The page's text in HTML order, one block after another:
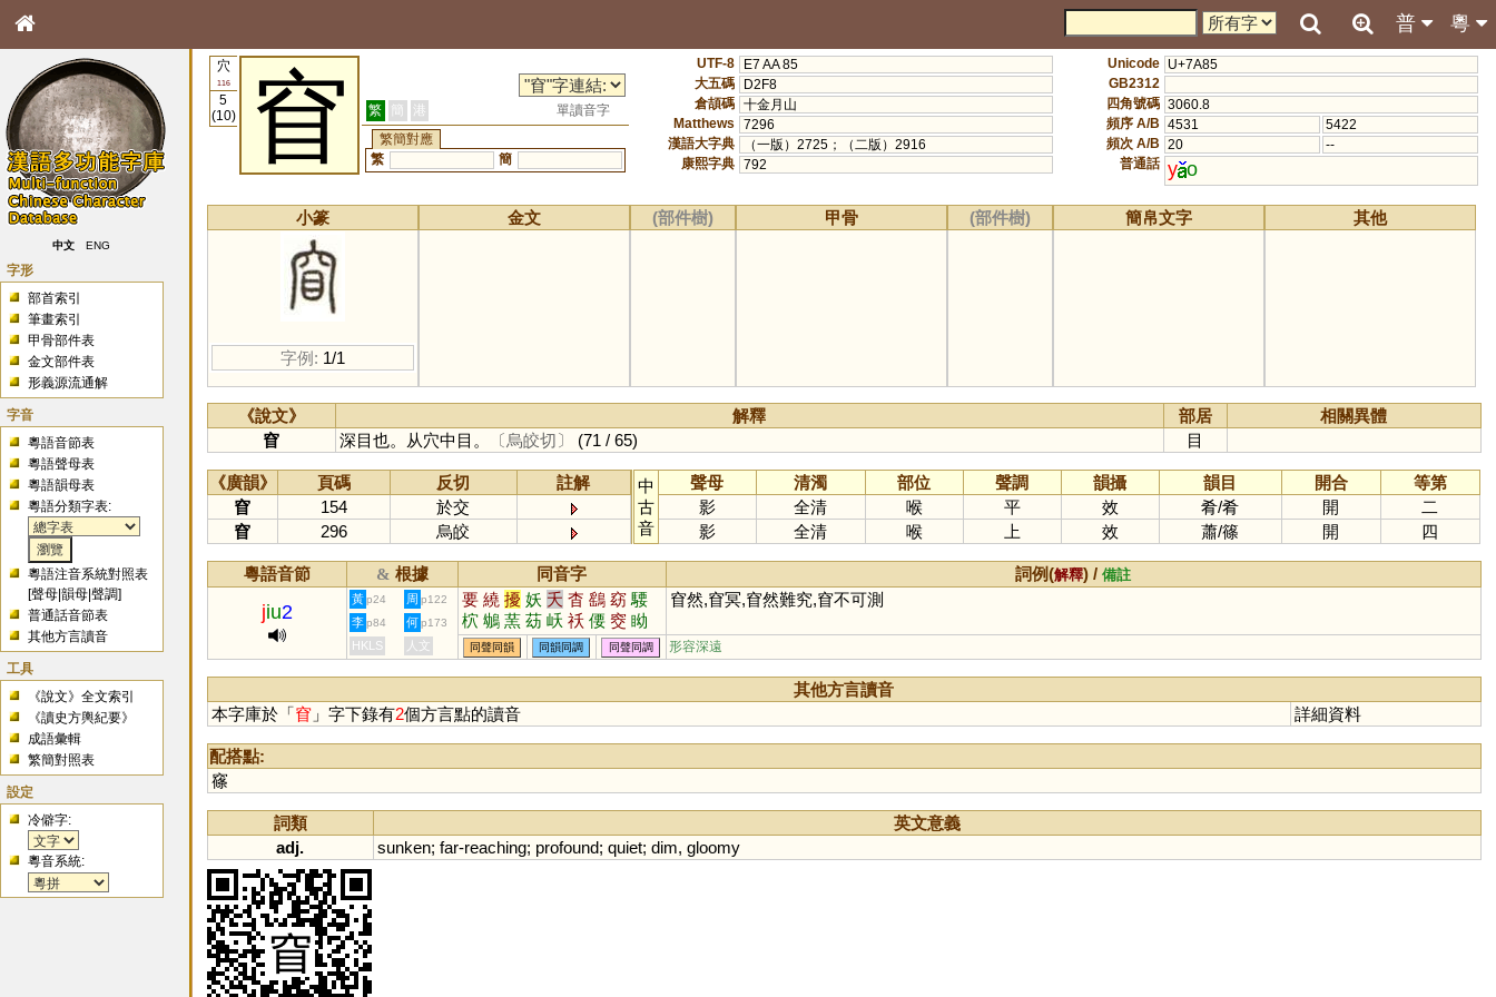
粵
普
中文 ENG
字形
部首索引
筆畫索引
甲骨部件表
金文部件表
形義源流通解
字音
粵語音節表
粵語聲母表
粵語韻母表
粵語分類字表:
粵語注音系統對照表
[聲母 |韻母 |聲調]
普通話音節表
其他方言讀音
工具
《說文》全文索引
《讀史方輿紀要》
成語彙輯
繁簡對照表
設定
冷僻字:
粵音系統:
穴
116
5
(10)
窅 繁 簡 港
單讀音字
繁簡對應
繁
簡
UTF-8
E7 AA 85
大五碼
D2F8
倉頡碼 十金月山
Matthews
7296
漢語大字典
（一版）2725；（二版）2916
康熙字典 792
Unicode U+7A85
GB2312
四角號碼 3060.8
頻序 A/B 4531
5422
頻次 A/B 20
--
普通話 y o
小篆
字例: 1/1
金文 (部件樹) 甲骨 (部件樹) 簡帛文字 其他
《說文》 解釋 部居
相關異體
窅
深目也。从穴中目。 〔烏皎切〕 (71 / 65) 目
《廣韻》 頁碼 反切
註解
窅
154
於交
窅
296 烏皎
中
古
音
聲母 清濁 部位 聲調 韻攝 韻目 開合
等第
影
全清 喉 平 效 肴/肴 開
二
影
全清 喉 上 效 蕭/篠 開 四
粵語音節 & 根據 同音字 詞例(解釋) /備註
jiu2
黃 p24 周 p122 要 繞 擾 妖 夭 杳 鷂 窈 騕
柼 鴢 蓔 苭 岆 祅 偠 窔 眑
殀 宎
窅然,窅冥,窅然難究,窅不可測
李 p84 何 p173
HKLS 人文 同聲同韻 同韻同調 同聲同調 形容深遠
其他方言讀音
本字庫於「窅」字下錄有2個方言點的讀音 詳細資料
配搭點:
窱
詞類
英文意義
adj.
sunken; far-reaching; profound; quiet; dim, gloomy